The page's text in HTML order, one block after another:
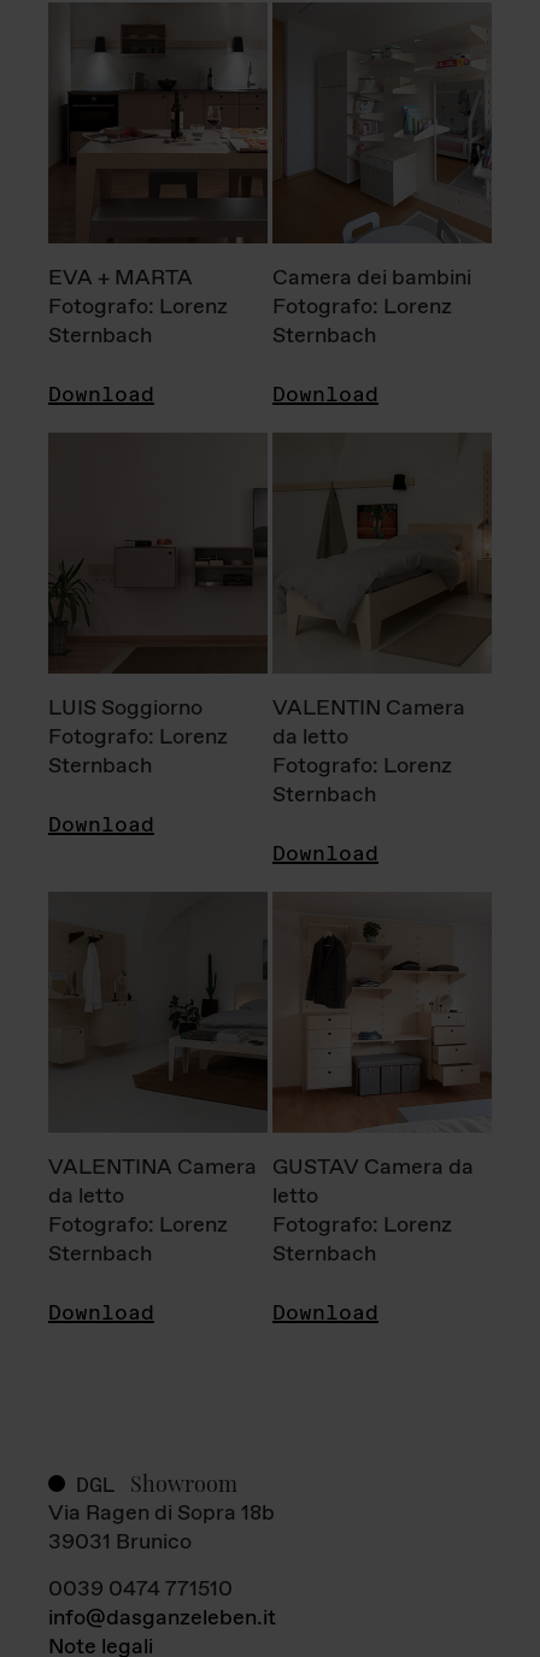
EVA + MARTA
Fotografo: Lorenz
Sternbach
Download
Camera dei bambini
Fotografo: Lorenz
Sternbach
Download
LUIS Soggiorno
Fotografo: Lorenz
Sternbach
Download
VALENTIN Camera
da letto
Fotografo: Lorenz
Sternbach
Download
VALENTINA Camera
da letto
Fotografo: Lorenz
Sternbach
Download
GUSTAV Camera da
letto
Fotografo: Lorenz
Sternbach
Download
DGL Showroom
Via Ragen di Sopra 18b
39031 Brunico
0039 0474 771510
info@dasganzeleben.it
Note legali